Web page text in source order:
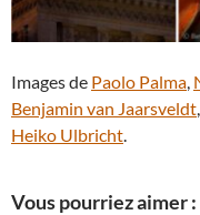
Images de Paolo Palma
Benjamin van Jaarsveldt
Heiko Ulbricht
Vous pourriez aimer :